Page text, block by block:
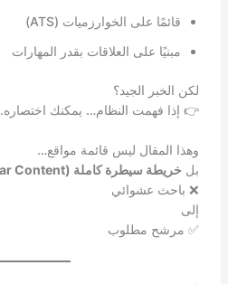
قائمًا على الخوارزميات (ATS)
مبنيًا على العلاقات بقدر المهارات
لكن الخبر الجيد؟
👉 إذا فهمت النظام… يمكنك اختصاره.
وهذا المقال ليس قائمة مواقع…
بل خريطة سيطرة كاملة (Pillar Content)
❌ باحث عشوائي
إلى
✅ مرشح مطلوب